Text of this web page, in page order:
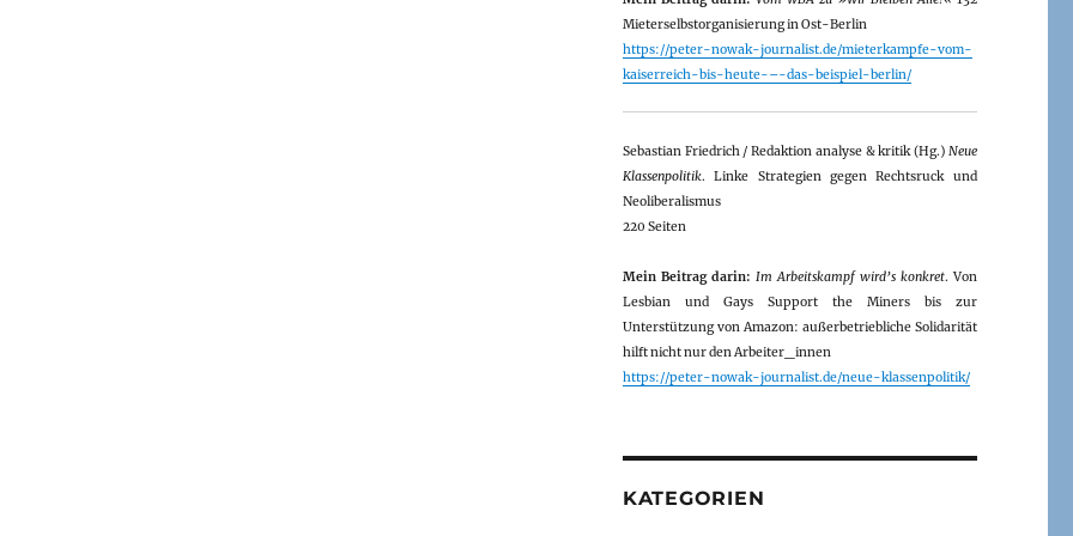
Mieterselbstorganisierung in Ost-Berlin
https://peter-nowak-journalist.de/mieterkampfe-vom-
kaiserreich-bis-heute-–-das-beispiel-berlin/
Sebastian Friedrich / Redaktion analyse & kritik (Hg.) Neue
Klassenpolitik. Linke Strategien gegen Rechtsruck und
Neoliberalismus
220 Seiten
Mein Beitrag darin: Im Arbeitskampf wird’s konkret. Von
Lesbian und Gays Support the Miners bis zur
Unterstützung von Amazon: außerbetriebliche Solidarität
hilft nicht nur den Arbeiter_innen
https://peter-nowak-journalist.de/neue-klassenpolitik/
KATEGORIEN